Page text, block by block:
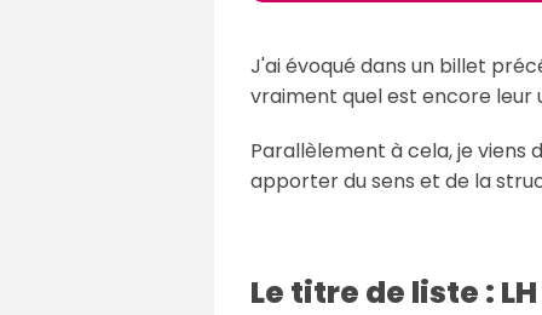
J'ai évoqué dans un billet
vraiment quel est encore leur
Parallèlement à cela, je
apporter du sens et de la
Le titre de liste : LH